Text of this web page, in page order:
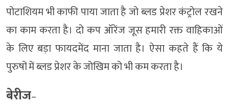
पोटाशियम भी काफी पाया जाता है जो ब्लड प्रेशर कंट्रोल रखने
का काम करता है। दो कप ऑरेंज जूस हमारी रक्त वाहिकाओं
के लिए बड़ा फायदमेंद माना जाता है। ऐसा कहते हैं कि ये
पुरुषों में ब्लड प्रेशर के जोखिम को भी कम करता है।
बेरीज–